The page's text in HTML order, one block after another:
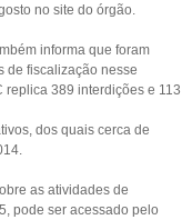
no site do órgão.
informa que foram
de fiscalização nesse
replica 389 interdições e 113
dos quais cerca de
as atividades de
pode ser acessado pelo